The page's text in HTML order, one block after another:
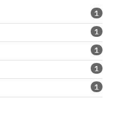
1
1
1
1
1